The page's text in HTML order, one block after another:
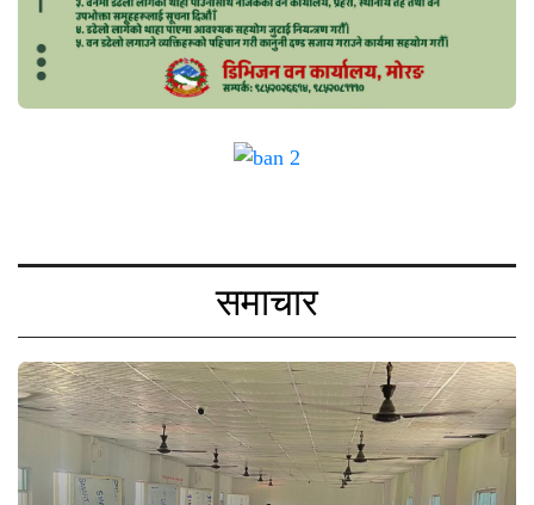
समाचार